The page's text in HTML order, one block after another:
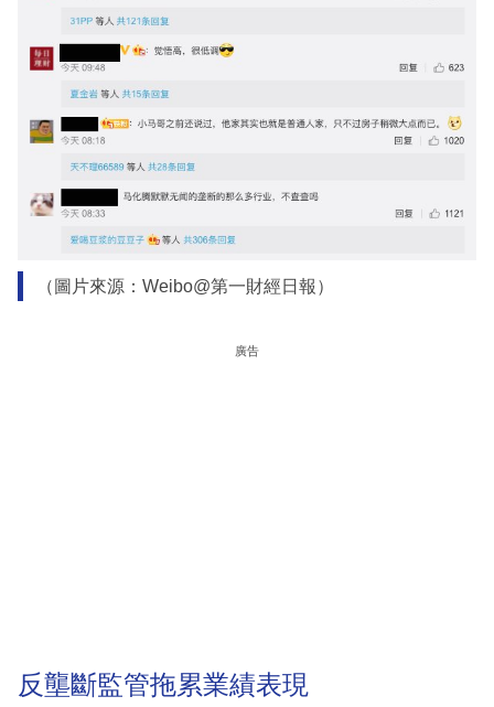
（圖片來源：Weibo@第一財經日報）
廣告
反壟斷監管拖累業績表現